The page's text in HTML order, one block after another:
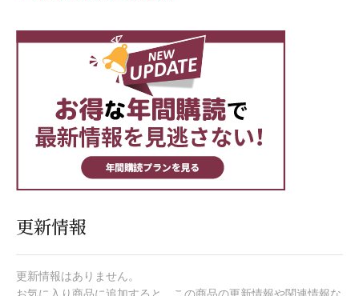
更新情報
更新情報はありません。
お気に入り商品に追加すると、この商品の更新情報や関連情報な